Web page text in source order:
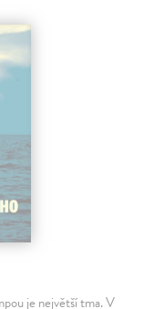
je největší tma. V